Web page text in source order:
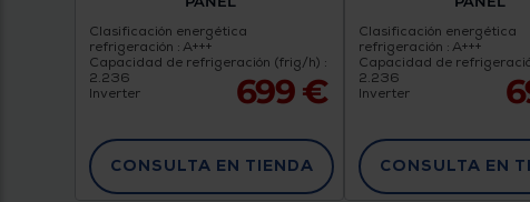
Clasificación energética
refrigeración : A+++
Capacidad de refrigeración (frig/h) :
2.236
Inverter
699 €
CONSULTA EN TIENDA
Clasificación energética
refrigeración : A+++
Capacidad de
2.236
Inverter
CONSULTA EN